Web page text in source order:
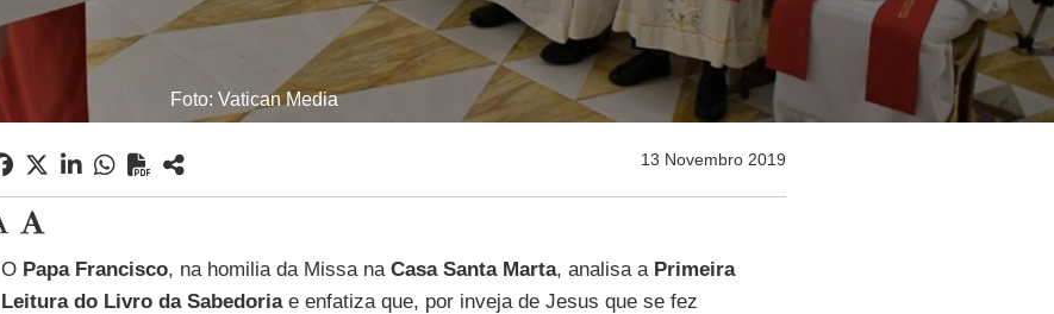
Foto: Vatican Media
13 Novembro 2019
O Papa Francisco, na homilia da Missa na Casa Santa Marta, analisa a Primeira
Leitura do Livro da Sabedoriae enfatiza que, por inveja de Jesus que se fez